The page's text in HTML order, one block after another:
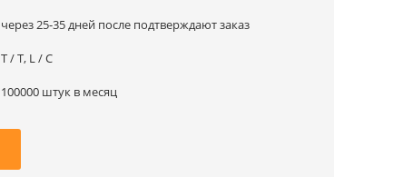
через 25-35 дней после подтверждают заказ
T / T, L / C
100000 штук в месяц